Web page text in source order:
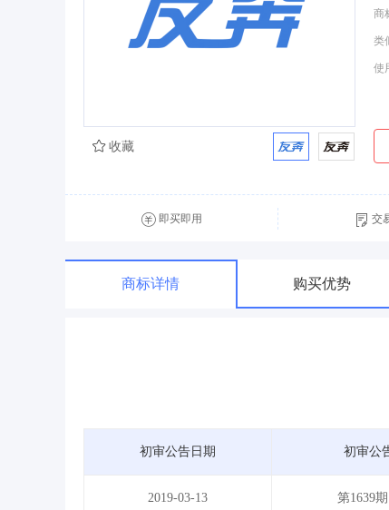
商
类
使
收藏
即买即用 交
商标详情 购买优势
初审公告日期 初审公
2019-03-13 第1639期